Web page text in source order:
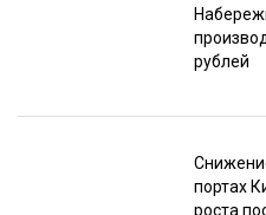
рублей
портах
роста